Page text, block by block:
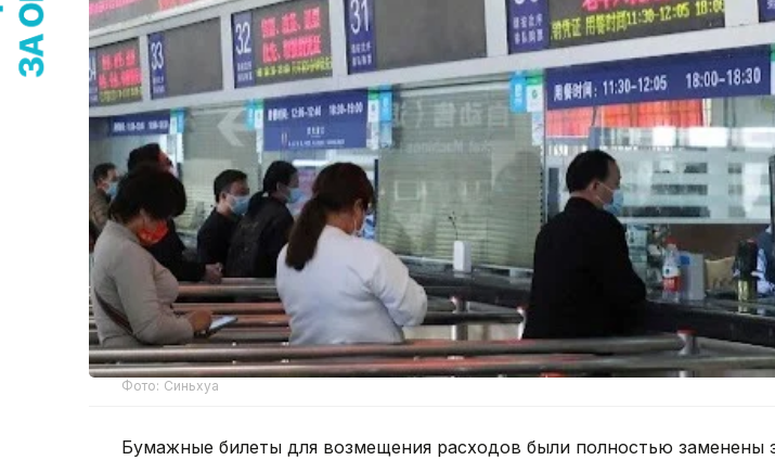
Фото: Синьхуа
Бумажные билеты для возмещения расходов были полностью заменены